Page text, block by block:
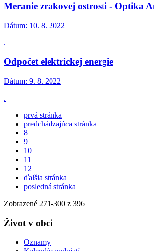
Meranie zrakovej ostrosti - Optika
Dátum: 10. 8. 2022
.
Odpočet elektrickej energie
Dátum: 9. 8. 2022
.
prvá stránka
predchádzajúca stránka
8
9
10
11
12
ďalšia stránka
posledná stránka
Zobrazené 271-300 z 396
Život v obci
Oznamy